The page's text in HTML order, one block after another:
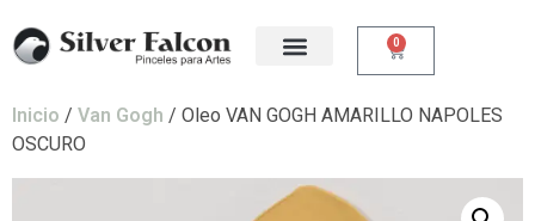
0
Inicio / Van Gogh / Oleo VAN GOGH AMARILLO NAPOLES
OSCURO